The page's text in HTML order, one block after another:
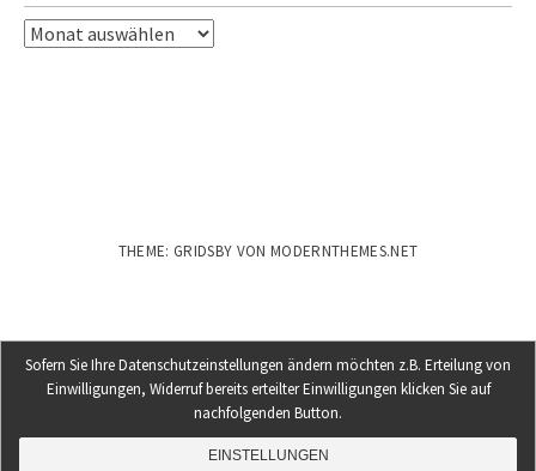
Jahresübersicht
THEME: GRIDSBY VON MODERNTHEMES.NET
Sofern Sie Ihre Datenschutzeinstellungen ändern möchten z.B. Erteilung von
Einwilligungen, Widerruf bereits erteilter Einwilligungen klicken Sie auf
nachfolgenden Button.
EINSTELLUNGEN